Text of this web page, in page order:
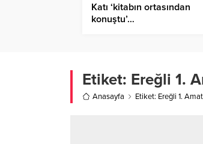
Katı ‘kitabın ortasından
konuştu’…
Etiket: Ereğli 1.
Anasayfa Etiket: Ereğli 1.